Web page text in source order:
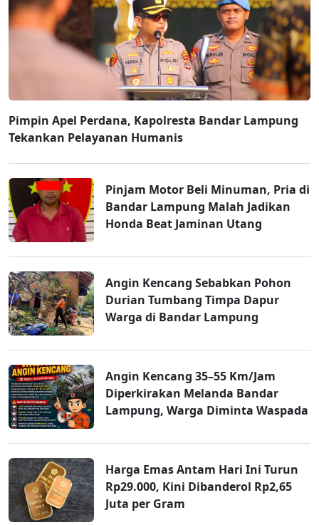
Pimpin Apel Perdana, Kapolresta Bandar Lampung
Tekankan Pelayanan Humanis
Pinjam Motor Beli Minuman, Pria di
Bandar Lampung Malah Jadikan
Honda Beat Jaminan Utang
Angin Kencang Sebabkan Pohon
Durian Tumbang Timpa Dapur
Warga di Bandar Lampung
Angin Kencang 35–55 Km/Jam
Diperkirakan Melanda Bandar
Lampung, Warga Diminta Waspada
Harga Emas Antam Hari Ini Turun
Rp29.000, Kini Dibanderol Rp2,65
Juta per Gram